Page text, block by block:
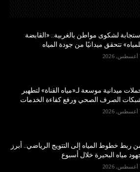
لشكوى مواطن بالغربية.. «القابضة
تتحقق ميدانيًا من جودة المياه
ميدانية موسعة لـ«مياه القناة» لتطهير
الصرف الصحي ورفع كفاءة الخدمات
ربط خطوط المياه إلى التتويج الرياضي.. أبرز
مياه البحيرة خلال أسبوع